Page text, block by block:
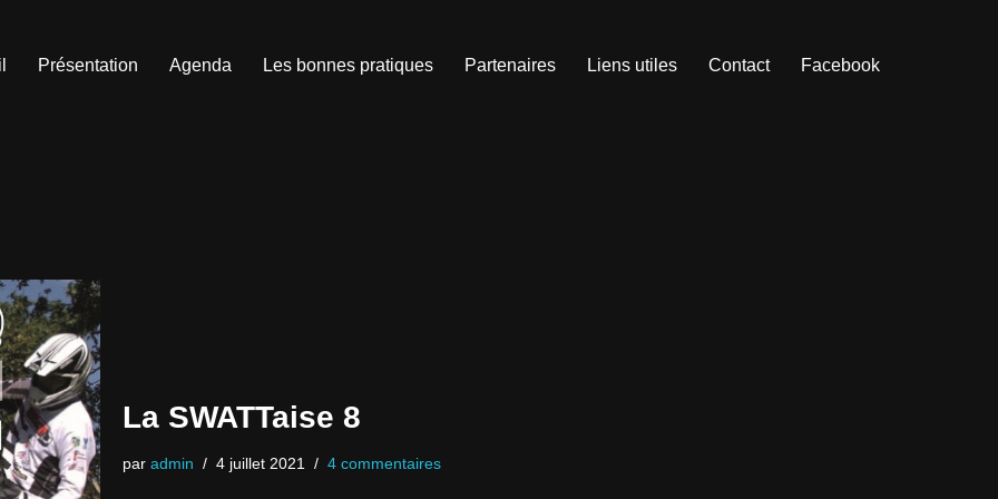
Présentation Agenda Les bonnes pratiques Partenaires Liens utiles Contact Facebook
La SWATTaise 8
par admin 4 juillet 2021 4 commentaires